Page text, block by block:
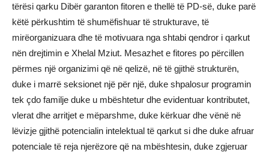
tërësi qarku Dibër garanton fitoren e thellë të PD-së, duke parë
këtë përkushtim të shumëfishuar të strukturave, të
mirëorganizuara dhe të motivuara nga shtabi qendror i qarkut
nën drejtimin e Xhelal Mziut. Mesazhet e fitores po përcillen
përmes një organizimi që në qelizë, në të gjithë strukturën,
duke i marrë seksionet një për një, duke shpalosur programin
tek çdo familje duke u mbështetur dhe evidentuar kontributet,
vlerat dhe arritjet e mëparshme, duke kërkuar dhe vënë në
lëvizje gjithë potencialin intelektual të qarkut si dhe duke afruar
potenciale të reja njerëzore që na mbështesin, duke zgjeruar